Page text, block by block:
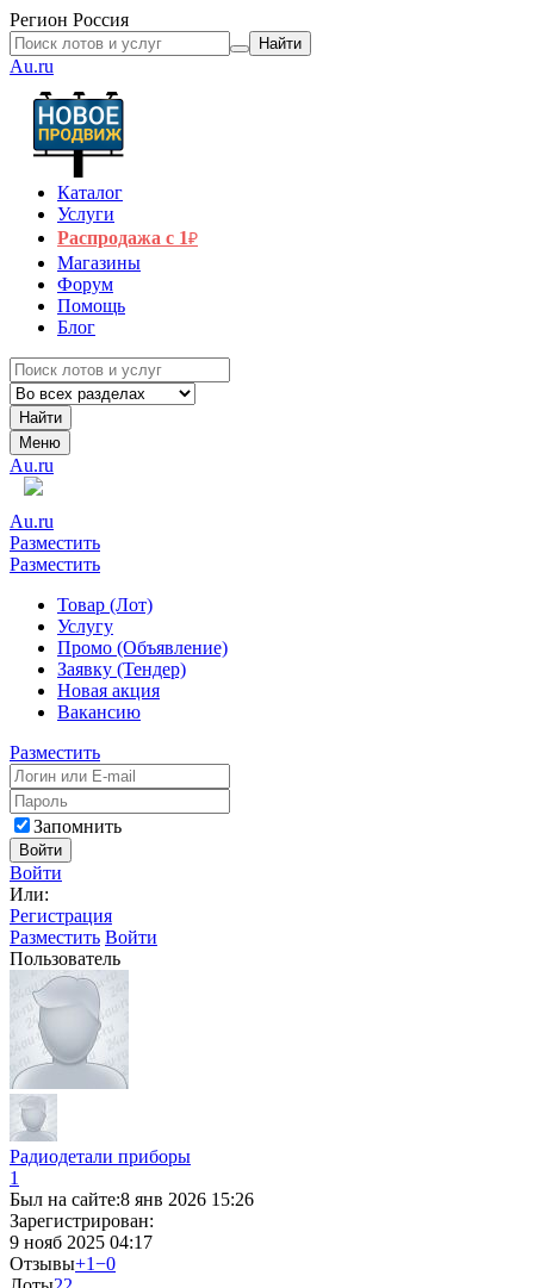
Регион Россия
Найти
Au.ru
Каталог
Услуги
Распродажа с 1₽
Магазины
Форум
Помощь
Блог
Найти
Меню
Au.ru
Au.ru
Разместить
Разместить
Товар (Лот)
Услугу
Промо (Объявление)
Заявку (Тендер)
Новая акция
Вакансию
Разместить
Запомнить
Войти
Войти
Или:
Регистрация
Разместить Войти
Пользователь
Радиодетали приборы
1
Был на сайте:8 янв 2026 15:26
Зарегистрирован:
9 нояб 2025 04:17
Отзывы+1−0